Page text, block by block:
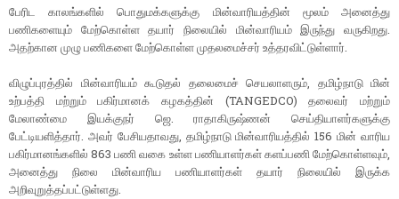
பேரிட காலங்களில் பொதுமக்களுக்கு மின்வாரியத்தின் மூலம் அனைத்து
பணிகளையும் மேற்கொள்ள தயார் நிலையில் மின்வாரியம் இருந்து வருகிறது.
அதற்கான முழு பணிகளை மேற்கொள்ள முதலமைச்சர் உத்தரவிட்டுள்ளார்.
விழுப்புரத்தில் மின்வாரியம் கூடுதல் தலைமைச் செயலாளரும், தமிழ்நாடு மின்
உற்பத்தி மற்றும் பகிர்மானக் கழகத்தின் (TANGEDCO) தலைவர் மற்றும்
மேலாண்மை இயக்குநர் ஜெ. ராதாகிருஷ்ணன் செய்தியாளர்களுக்கு
பேட்டியளித்தார். அவர் பேசியதாவது, தமிழ்நாடு மின்வாரியத்தில் 156 மின் வாரிய
பகிர்மானங்களில் 863 பணி வகை உள்ள பணியாளர்கள் களப்பணி மேற்கொள்ளவும்,
அனைத்து நிலை மின்வாரிய பணியாளர்கள் தயார் நிலையில் இருக்க
அறிவுறுத்தப்பட்டுள்ளது.